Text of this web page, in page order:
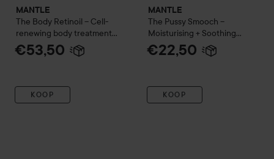
MANTLE
The Body Retinoil – Cell-
renewing body treatment
100 ml
€53,50
KOOP
MANTLE
The Pussy Smooch –
Moisturising + Soothing
Intimate Balm
50 ml
€22,50
KOOP